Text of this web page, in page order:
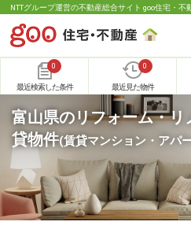
NTTグループ運営の不動産総合サイト goo住宅・不
0
最近検索した条件
0
最近見た物件
富山県のリフォーム・
貸物件(賃貸マンション・アパ